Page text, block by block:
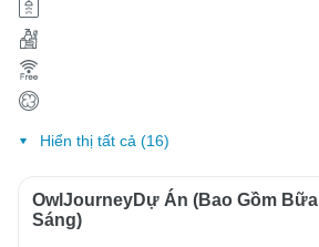
Hiển thị tất cả (16)
OwlJourneyDự Án (Bao Gồm Bữa
Sáng)